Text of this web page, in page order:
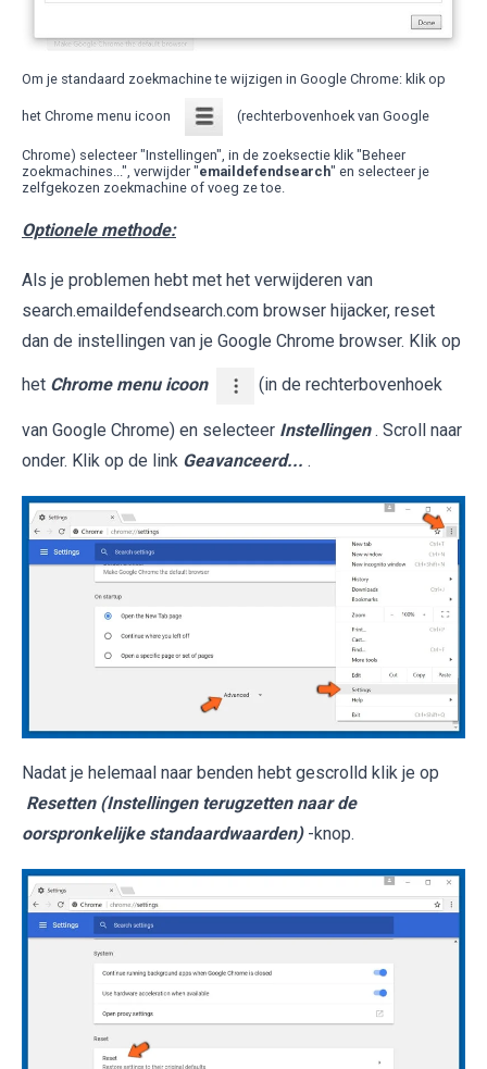
Om je standaard zoekmachine te wijzigen in Google Chrome: klik op
het Chrome menu icoon (rechterbovenhoek van Google
Chrome) selecteer "Instellingen", in de zoeksectie klik "Beheer
zoekmachines...", verwijder "emaildefendsearch" en selecteer je
zelfgekozen zoekmachine of voeg ze toe.
Optionele methode:
Als je problemen hebt met het verwijderen van
search.emaildefendsearch.com browser hijacker, reset
dan de instellingen van je Google Chrome browser. Klik op
het Chrome menu icoon (in de rechterbovenhoek
van Google Chrome) en selecteer Instellingen . Scroll naar
onder. Klik op de link Geavanceerd... .
Nadat je helemaal naar benden hebt gescrolld klik je op
Resetten (Instellingen terugzetten naar de
oorspronkelijke standaardwaarden) -knop.